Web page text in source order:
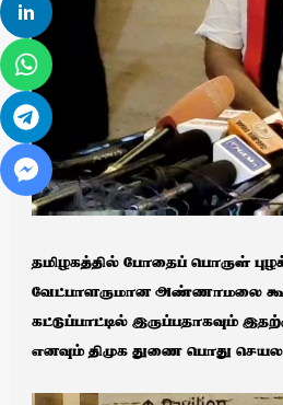
தமிழகத்தில் போதைப் பொருள்
வேட்பாளருமான அண்ணாமலை
கட்டுப்பாட்டில் இருப்பதாகவும்
எனவும் திமுக துணை பொது